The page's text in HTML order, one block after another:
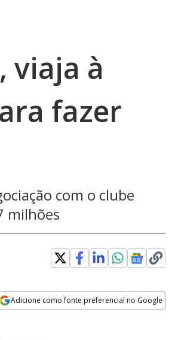
viaja à
fazer
com o clube
milhões
Adicione como fonte preferencial no Google